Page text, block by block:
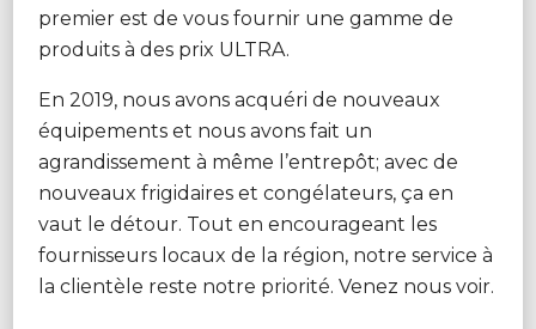
premier est de vous fournir une gamme de
produits à des prix ULTRA.
En 2019, nous avons acquéri de nouveaux
équipements et nous avons fait un
agrandissement à même l’entrepôt; avec de
nouveaux frigidaires et congélateurs, ça en
vaut le détour. Tout en encourageant les
fournisseurs locaux de la région, notre service à
la clientèle reste notre priorité. Venez nous voir.